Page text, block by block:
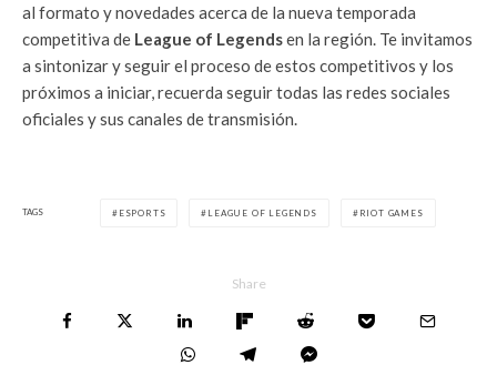
al formato y novedades acerca de la nueva temporada
competitiva de League of Legendsen la región. Te invitamos
a sintonizar y seguir el proceso de estos competitivos y los
próximos a iniciar, recuerda seguir todas las redes sociales
oficiales y sus canales de transmisión.
TAGS ESPORTS LEAGUE OF LEGENDS RIOT GAMES
Share